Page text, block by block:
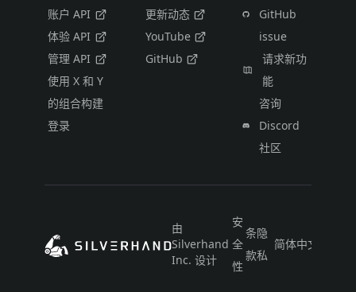
账户 API
体验 API
管理 API
使用 X 和 Y
的组合构建
登录
更新动态
YouTube
GitHub
GitHub
issue
请求新功
能
咨询
Discord
社区
由
Silverhand
Inc. 设计
安
全
性
条
款
隐
私
简体中文